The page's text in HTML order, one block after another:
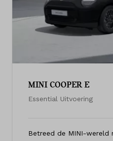
MINI COOPER E
Essential Uitvoering
Betreed de MINI-wereld